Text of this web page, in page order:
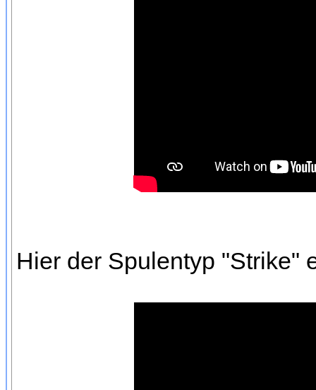
Hier der Spulentyp "Strike"